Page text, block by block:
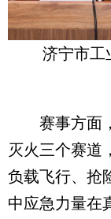
济宁市工
赛事方面，
灭火三个赛道
负载飞行、抢
中应急力量在